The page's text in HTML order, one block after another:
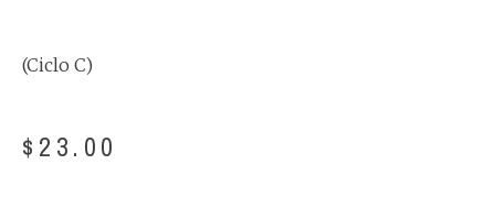
(Ciclo C)
$ 23.00